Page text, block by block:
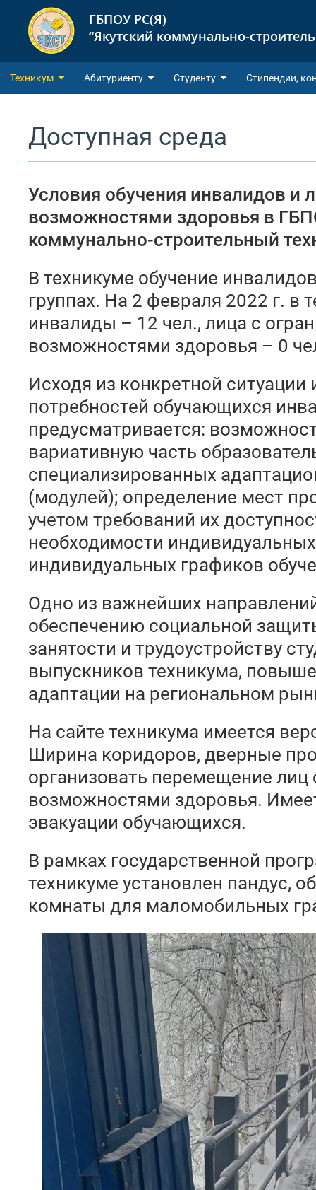
ГБПОУ РС(Я)
“Якутский коммунально-
Техникум Абитуриенту Студенту Cтипендии,
Доступная среда
Условия обучения инвалидов и
возможностями здоровья в
коммунально-строительный
В техникуме обучение
группах. На 2 февраля 2022 г. в
инвалиды – 12 чел., лица с
возможностями здоровья – 0
Исходя из конкретной
потребностей обучающихся
предусматривается:
вариативную часть
специализированных
(модулей); определение мест
учетом требований их
необходимости
индивидуальных графиков
Одно из важнейших
обеспечению социальной
занятости и трудоустройству
выпускников техникума,
адаптации на региональном
На сайте техникума имеется
Ширина коридоров, дверные
организовать перемещение
возможностями здоровья.
эвакуации обучающихся.
В рамках государственной
техникуме установлен пандус,
комнаты для маломобильных